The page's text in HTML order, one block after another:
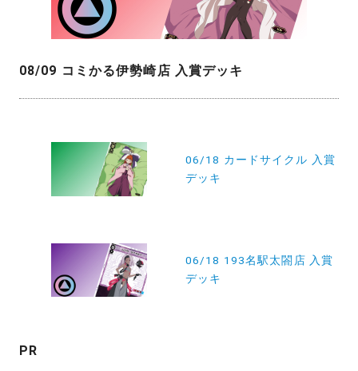
08/09 コミかる伊勢崎店 入賞デッキ
ン
06/18 カードサイクル 入賞
デッキ
06/18 193名駅太閤店 入賞
デッキ
PR